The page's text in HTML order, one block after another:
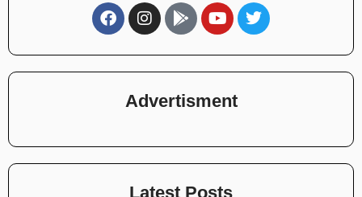
Advertisment
Latest Posts